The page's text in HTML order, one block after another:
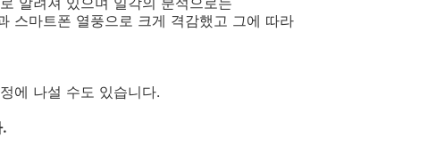
스마트폰 열풍으로 크게 격감했고 그에 따라
에 나설 수도 있습니다.